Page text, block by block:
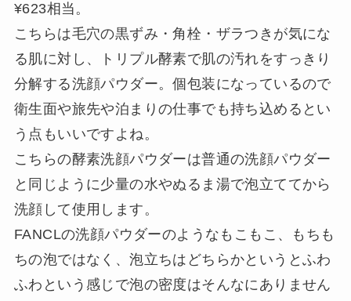
¥623相当。
こちらは毛穴の黒ずみ・角栓・ザラつきが気にな
る肌に対し、トリプル酵素で肌の汚れをすっきり
分解する洗顔パウダー。個包装になっているので
衛生面や旅先や泊まりの仕事でも持ち込めるとい
う点もいいですよね。
こちらの酵素洗顔パウダーは普通の洗顔パウダー
と同じように少量の水やぬるま湯で泡立ててから
洗顔して使用します。
FANCLの洗顔パウダーのようなもこもこ、もちも
ちの泡ではなく、泡立ちはどちらかというとふわ
ふわという感じで泡の密度はそんなにありません